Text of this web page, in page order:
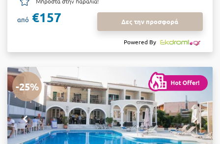
από €157 Δες την προσφορά
Powered By
-25%